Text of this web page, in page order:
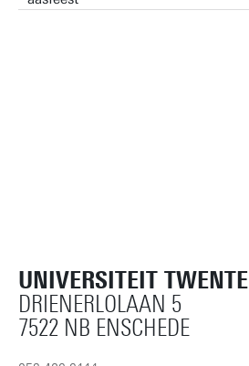
UNIVERSITEIT TWENTE
DRIENERLOLAAN 5
7522 NB ENSCHEDE